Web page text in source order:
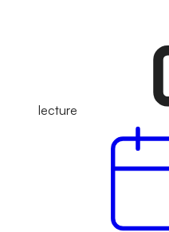
lecture